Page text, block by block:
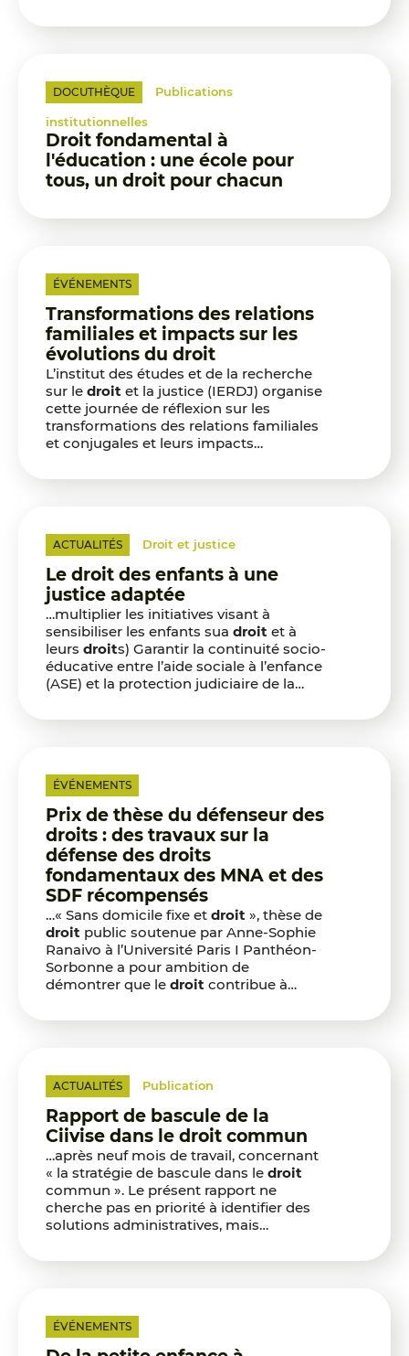
DOCUTHÈQUE Publications
institutionnelles
Droit fondamental à
l'éducation : une école pour
tous, un droit pour chacun
ÉVÉNEMENTS
Transformations des relations
familiales et impacts sur les
évolutions du droit
L’institut des études et de la recherche
sur le droit et la justice (IERDJ) organise
cette journée de réflexion sur les
transformations des relations familiales
et conjugales et leurs impacts…
ACTUALITÉS Droit et justice
Le droit des enfants à une
justice adaptée
…multiplier les initiatives visant à
sensibiliser les enfants sua droit et à
leurs droits) Garantir la continuité socio-
éducative entre l’aide sociale à l’enfance
(ASE) et la protection judiciaire de la…
ÉVÉNEMENTS
Prix de thèse du défenseur des
droits : des travaux sur la
défense des droits
fondamentaux des MNA et des
SDF récompensés
…« Sans domicile fixe et droit », thèse de
droit public soutenue par Anne-Sophie
Ranaivo à l’Université Paris I Panthéon-
Sorbonne a pour ambition de
démontrer que le droit contribue à…
ACTUALITÉS Publication
Rapport de bascule de la
Ciivise dans le droit commun
…après neuf mois de travail, concernant
« la stratégie de bascule dans le droit
commun ». Le présent rapport ne
cherche pas en priorité à identifier des
solutions administratives, mais…
ÉVÉNEMENTS